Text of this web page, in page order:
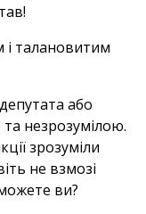
талановитим
або
незрозумілою.
зрозуміли
не взмозі
ви?